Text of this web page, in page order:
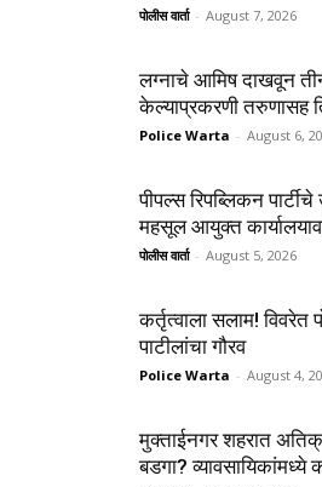
पोलीस वार्ता - August 7, 2026
लग्नाचे आमिष दाखवून
केल्याप्रकरणी तरुणासह
Police Warta - August 6,
पीपल्स रिपब्लिकन पार्टीचे
महसूल आयुक्त
पोलीस वार्ता - August 5, 2026
कर्तृत्वाला सलाम! विवरेत
पाटीलांचा गौरव
Police Warta - August 4,
मुक्ताईनगर शहरात
बडगा?